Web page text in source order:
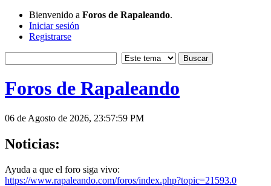
Bienvenido a Foros de Rapaleando.
Iniciar sesión
Registrarse
Foros de Rapaleando
06 de Agosto de 2026, 23:57:59 PM
Noticias:
Ayuda a que el foro siga vivo:
https://www.rapaleando.com/foros/index.php?topic=21593.0